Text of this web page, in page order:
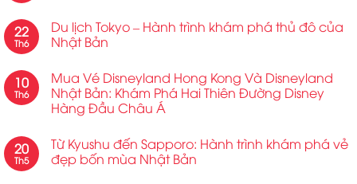
22
Th6
Du lịch Tokyo – Hành trình khám phá thủ đô của
Nhật Bản
10
Th6
Mua Vé Disneyland Hong Kong Và Disneyland
Nhật Bản: Khám Phá Hai Thiên Đường Disney
Hàng Đầu Châu Á
20
Th5
Từ Kyushu đến Sapporo: Hành trình khám phá vẻ
đẹp bốn mùa Nhật Bản